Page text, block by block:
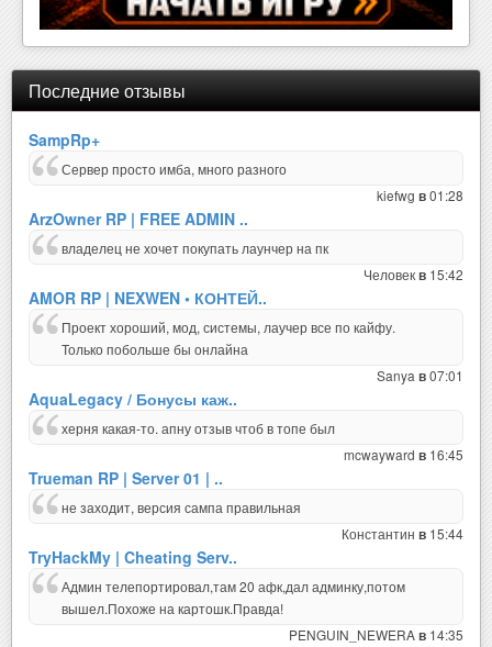
Последние отзывы
SampRp+
Сервер просто имба, много разного
kiefwg в01:28
ArzOwner RP | FREE ADMIN ..
владелец не хочет покупать лаунчер на пк
Человекв 15:42
AMOR RP | NEXWEN • КОНТЕЙ..
Проект хороший, мод, системы, лаучер все по кайфу.
Только побольше бы онлайна
Sanya в07:01
AquaLegacy / Бонусы каж..
херня какая-то. апну отзыв чтоб в топе был
mcwayward в 16:45
Trueman RP | Server 01 | ..
не заходит, версия сампа правильная
Константин в 15:44
TryHackMy | Cheating Serv..
Админ телепортировал,там 20 афк,дал админку,потом
вышел.Похоже на картошк.Правда!
PENGUIN_NEWERAв 14:35